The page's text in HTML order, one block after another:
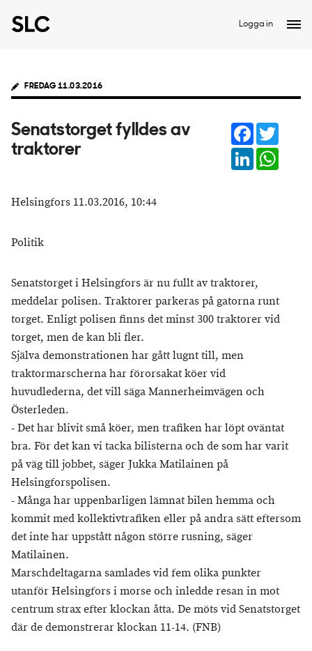
Logga in
FREDAG 11.03.2016
Senatstorget fylldes av
traktorer
Facebook
LinkedIn
Helsingfors 11.03.2016, 10:44
Politik
Senatstorget i Helsingfors är nu fullt av traktorer,
meddelar polisen. Traktorer parkeras på gatorna runt
torget. Enligt polisen finns det minst 300 traktorer vid
torget, men de kan bli fler.
Själva demonstrationen har gått lugnt till, men
traktormarscherna har förorsakat köer vid
huvudlederna, det vill säga Mannerheimvägen och
Österleden.
- Det har blivit små köer, men trafiken har löpt oväntat
bra. För det kan vi tacka bilisterna och de som har varit
på väg till jobbet, säger Jukka Matilainen på
Helsingforspolisen.
- Många har uppenbarligen lämnat bilen hemma och
kommit med kollektivtrafiken eller på andra sätt eftersom
det inte har uppstått någon större rusning, säger
Matilainen.
Marschdeltagarna samlades vid fem olika punkter
utanför Helsingfors i morse och inledde resan in mot
centrum strax efter klockan åtta. De möts vid Senatstorget
där de demonstrerar klockan 11-14. (FNB)